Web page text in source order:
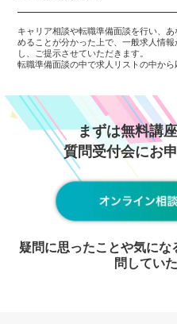
キャリア相談や転職準備面談を行い、
めることが分かった上で、一般求人情
し、ご提示させていただきます。
転職準備面談の中で求人リストの中から
まずは無料講
質問受付会にお
疑問に思ったことや気に
問してい